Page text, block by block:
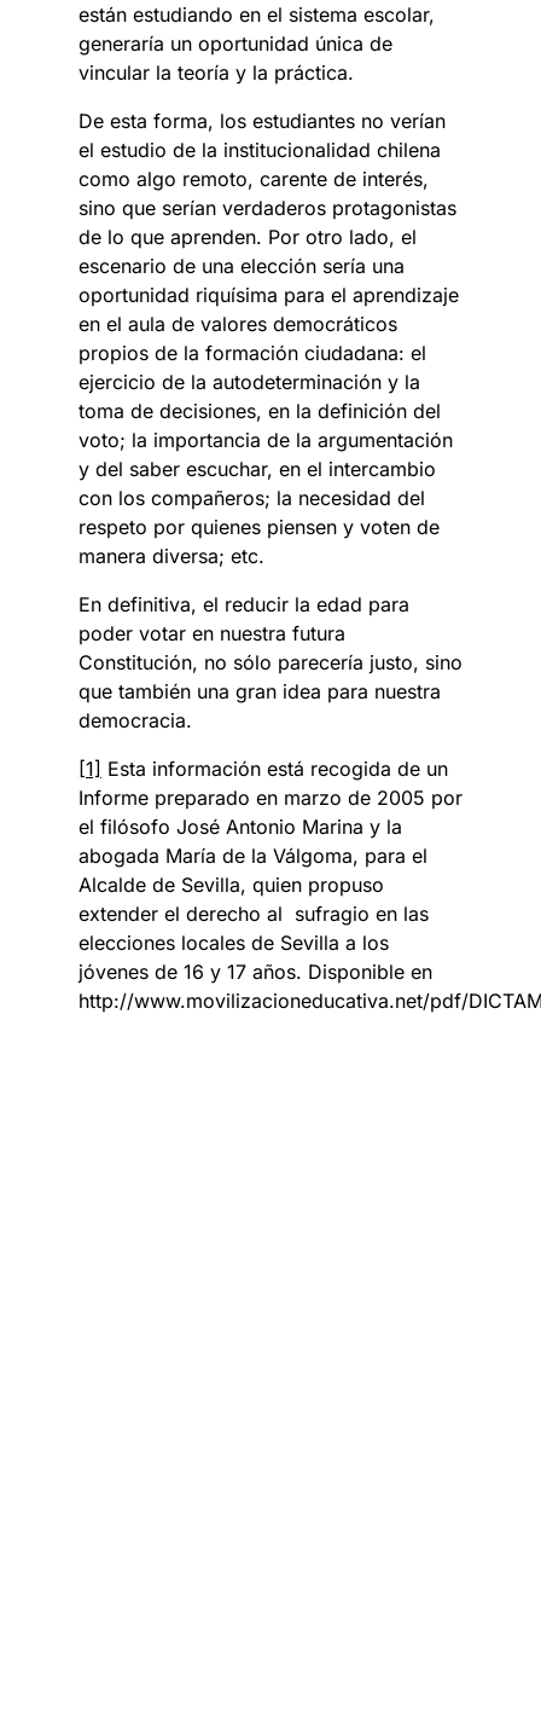
están estudiando en el sistema escolar,
generaría un oportunidad única de
vincular la teoría y la práctica.
De esta forma, los estudiantes no verían
el estudio de la institucionalidad chilena
como algo remoto, carente de interés,
sino que serían verdaderos protagonistas
de lo que aprenden. Por otro lado, el
escenario de una elección sería una
oportunidad riquísima para el aprendizaje
en el aula de valores democráticos
propios de la formación ciudadana: el
ejercicio de la autodeterminación y la
toma de decisiones, en la definición del
voto; la importancia de la argumentación
y del saber escuchar, en el intercambio
con los compañeros; la necesidad del
respeto por quienes piensen y voten de
manera diversa; etc.
En definitiva, el reducir la edad para
poder votar en nuestra futura
Constitución, no sólo parecería justo, sino
que también una gran idea para nuestra
democracia.
[1] Esta información está recogida de un
Informe preparado en marzo de 2005 por
el filósofo José Antonio Marina y la
abogada María de la Válgoma, para el
Alcalde de Sevilla, quien propuso
extender el derecho al sufragio en las
elecciones locales de Sevilla a los
jóvenes de 16 y 17 años. Disponible en
http://www.movilizacioneducativa.net/pdf/